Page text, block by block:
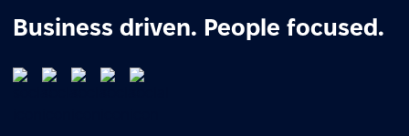
Business driven. People focused.